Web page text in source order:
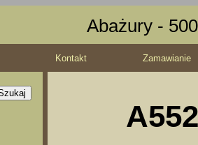
Abażury -
Kontakt Zamawianie